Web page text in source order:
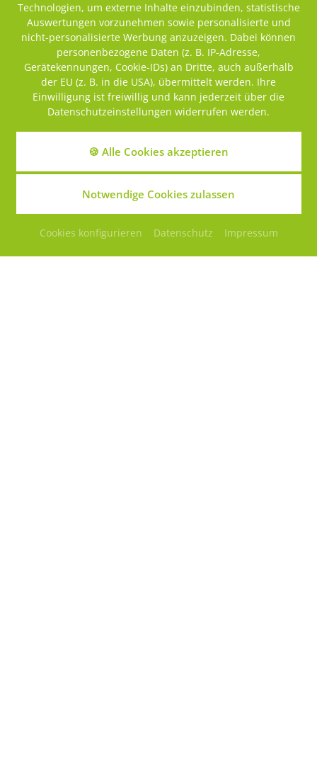
Technologien, um externe Inhalte einzubinden, statistische
Auswertungen vorzunehmen sowie personalisierte und
nicht-personalisierte Werbung anzuzeigen. Dabei können
personenbezogene Daten (z. B. IP-Adresse,
Gerätekennungen, Cookie-IDs) an Dritte, auch außerhalb
der EU (z. B. in die USA), übermittelt werden. Ihre
Einwilligung ist freiwillig und kann jederzeit über die
Datenschutzeinstellungen widerrufen werden.
🍪 Alle Cookies akzeptieren
Notwendige Cookies zulassen
Cookies konfigurieren Datenschutz Impressum